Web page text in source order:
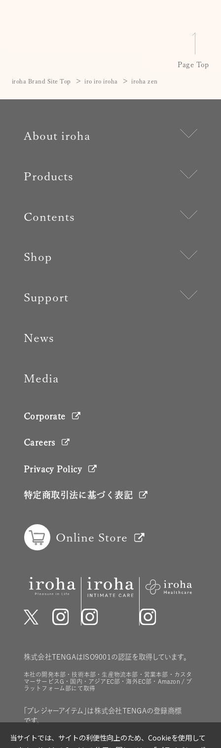
Page Top
iroha Brand Site Top iro iro iroha iroha zen
About iroha
Products
Contents
Shop
Support
News
Media
Online Store
株式会社TENGAはISO9001の認証を取得しています。
本社の開発本部・技術本部・生産物流本部・営業本部・カスタ
マーサービスG・国内・アジアEC部・海外EC部・Amazon / プ
ラットフォーム部にて取得
「プレジャーアイテム」は株式会社TENGAの登録商標
です。
Corporate
Careers
Privacy Policy
特定商取引法に基づく表記